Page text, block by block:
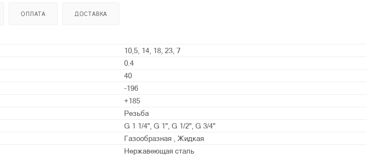
ОПЛАТА ДОСТАВКА
10,5, 14, 18, 23, 7
0.4
40
-196
+185
Резьба
G 1 1/4", G 1", G 1/2", G 3/4"
Газообразная , Жидкая
Нержавеющая сталь